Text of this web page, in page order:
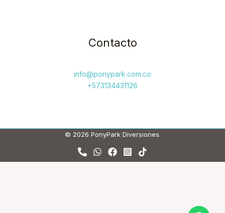
Contacto
info@ponypark.com.co
+573134431126
© 2026 PonyPark Diversiones.